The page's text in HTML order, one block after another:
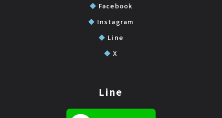
◆ Facebook
◆ Instagram
◆ Line
◆ X
Line